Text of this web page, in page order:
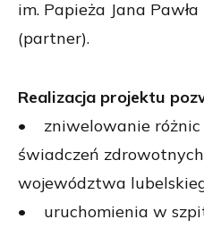
im. Papieża Jana
(partner).
Realizacja projektu
• zniwelowanie różnic
świadczeń
województwa
• uruchomienia w